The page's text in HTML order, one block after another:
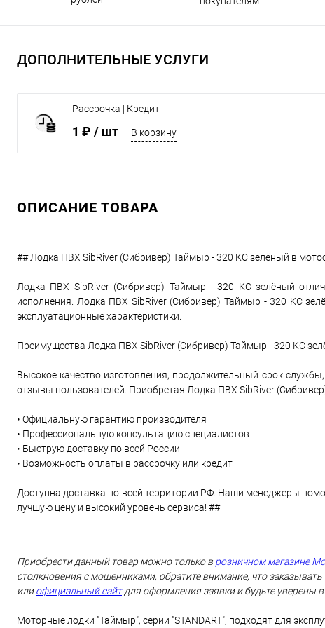
ДОПОЛНИТЕЛЬНЫЕ УСЛУГИ
Рассрочка | Кредит
1 ₽ / шт В корзину
ОПИСАНИЕ ТОВАРА
## Лодка ПВХ SibRiver (Сибривер) Таймыр - 320 KС зелёный в
Лодка ПВХ SibRiver (Сибривер) Таймыр - 320 KС зелёный
исполнения. Лодка ПВХ SibRiver (Сибривер) Таймыр - 320 KС
эксплуатационные характеристики.
Преимущества Лодка ПВХ SibRiver (Сибривер) Таймыр - 320 KС
Высокое качество изготовления, продолжительный срок
отзывы пользователей. Приобретая Лодка ПВХ SibRiver
• Официальную гарантию производителя
• Профессиональную консультацию специалистов
• Быструю доставку по всей России
• Возможность оплаты в рассрочку или кредит
Доступна доставка по всей территории РФ. Наши менеджеры
лучшую цену и высокий уровень сервиса! ##
Приобрести данный товар можно только врозничном магазине
столкновения с мошенниками, обратите внимание, что
илиофициальный сайтдля оформления заявки и будьте уверены в
Моторные лодки "Таймыр", серии "STANDART", подходят для